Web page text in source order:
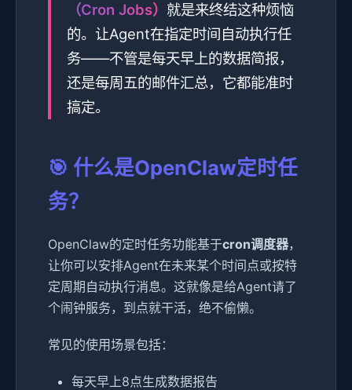
（Cron Jobs） 就是来终结这种烦恼
的。让Agent在指定时间自动执行任
务——不管是每天早上的数据简报，
还是每周五的邮件汇总，它都能准时
搞定。
🎯 什么是OpenClaw定时任
务？
OpenClaw的定时任务功能基于cron调度器，
让你可以安排Agent在未来某个时间点或按特
定周期自动执行消息。这就像是给Agent请了
个闹钟服务，到点就干活，绝不偷懒。
常见的使用场景包括：
每天早上8点生成数据报告